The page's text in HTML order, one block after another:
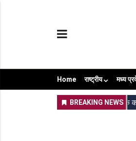
Home राष्ट्रीय मध्य